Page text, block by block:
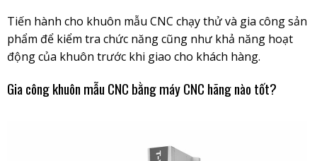
Tiến hành cho khuôn mẫu CNC chạy thử và gia công sản
phẩm để kiểm tra chức năng cũng như khả năng hoạt
động của khuôn trước khi giao cho khách hàng.
Gia công khuôn mẫu CNC bằng máy CNC hãng nào tốt?